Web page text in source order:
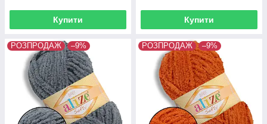
Купити Купити
РОЗПРОДАЖ –9% РОЗПРОДАЖ –9%